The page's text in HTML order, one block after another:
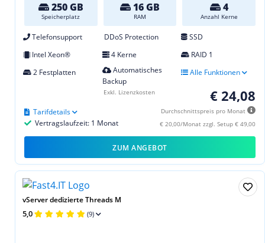
250 GB
Speicherplatz
16 GB
RAM
4
Anzahl Kerne
Telefonsupport DDoS Protection
SSD
Intel Xeon®
4 Kerne
RAID 1
2 Festplatten
Automatisches
Backup
Alle Funktionen
€ 24,08
Durchschnittspreis pro Monat
€ 20,00/Monat zzgl. Setup € 49,00
Vertragslaufzeit: 1 Monat
Tarifdetails
Exkl. Lizenzkosten
ZUM ANGEBOT
vServer dedizierte Threads M
5,0 (9)